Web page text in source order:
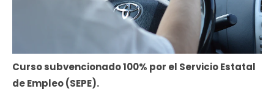
Curso subvencionado 100% por el Servicio Estatal
de Empleo (SEPE).